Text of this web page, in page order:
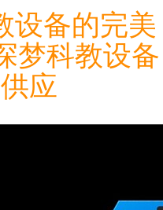
设备的完美
梦科教设备
应